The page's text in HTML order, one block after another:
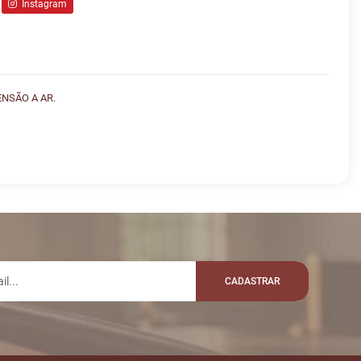
Instagram
A AR.
VALOR
CADASTRAR